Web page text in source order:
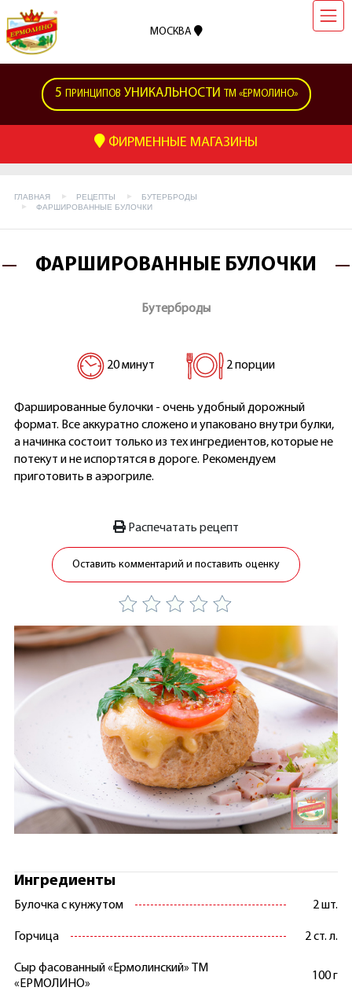
МОСКВА
5 ПРИНЦИПОВ УНИКАЛЬНОСТИ ТМ «ЕРМОЛИНО»
ФИРМЕННЫЕ МАГАЗИНЫ
ГЛАВНАЯ РЕЦЕПТЫ
БУТЕРБРОДЫ
ФАРШИРОВАННЫЕ БУЛОЧКИ
ФАРШИРОВАННЫЕ БУЛОЧКИ
Бутерброды
20 минут 2 порции
Фаршированные булочки - очень удобный дорожный
формат. Все аккуратно сложено и упаковано внутри булки,
а начинка состоит только из тех ингредиентов, которые не
потекут и не испортятся в дороге. Рекомендуем
приготовить в аэрогриле.
Распечатать рецепт
Оставить комментарий и поставить оценку
Ингредиенты
Булочка с кунжутом 2 шт.
Горчица 2 ст. л.
Сыр фасованный «Ермолинский» ТМ
«ЕРМОЛИНО»
100 г